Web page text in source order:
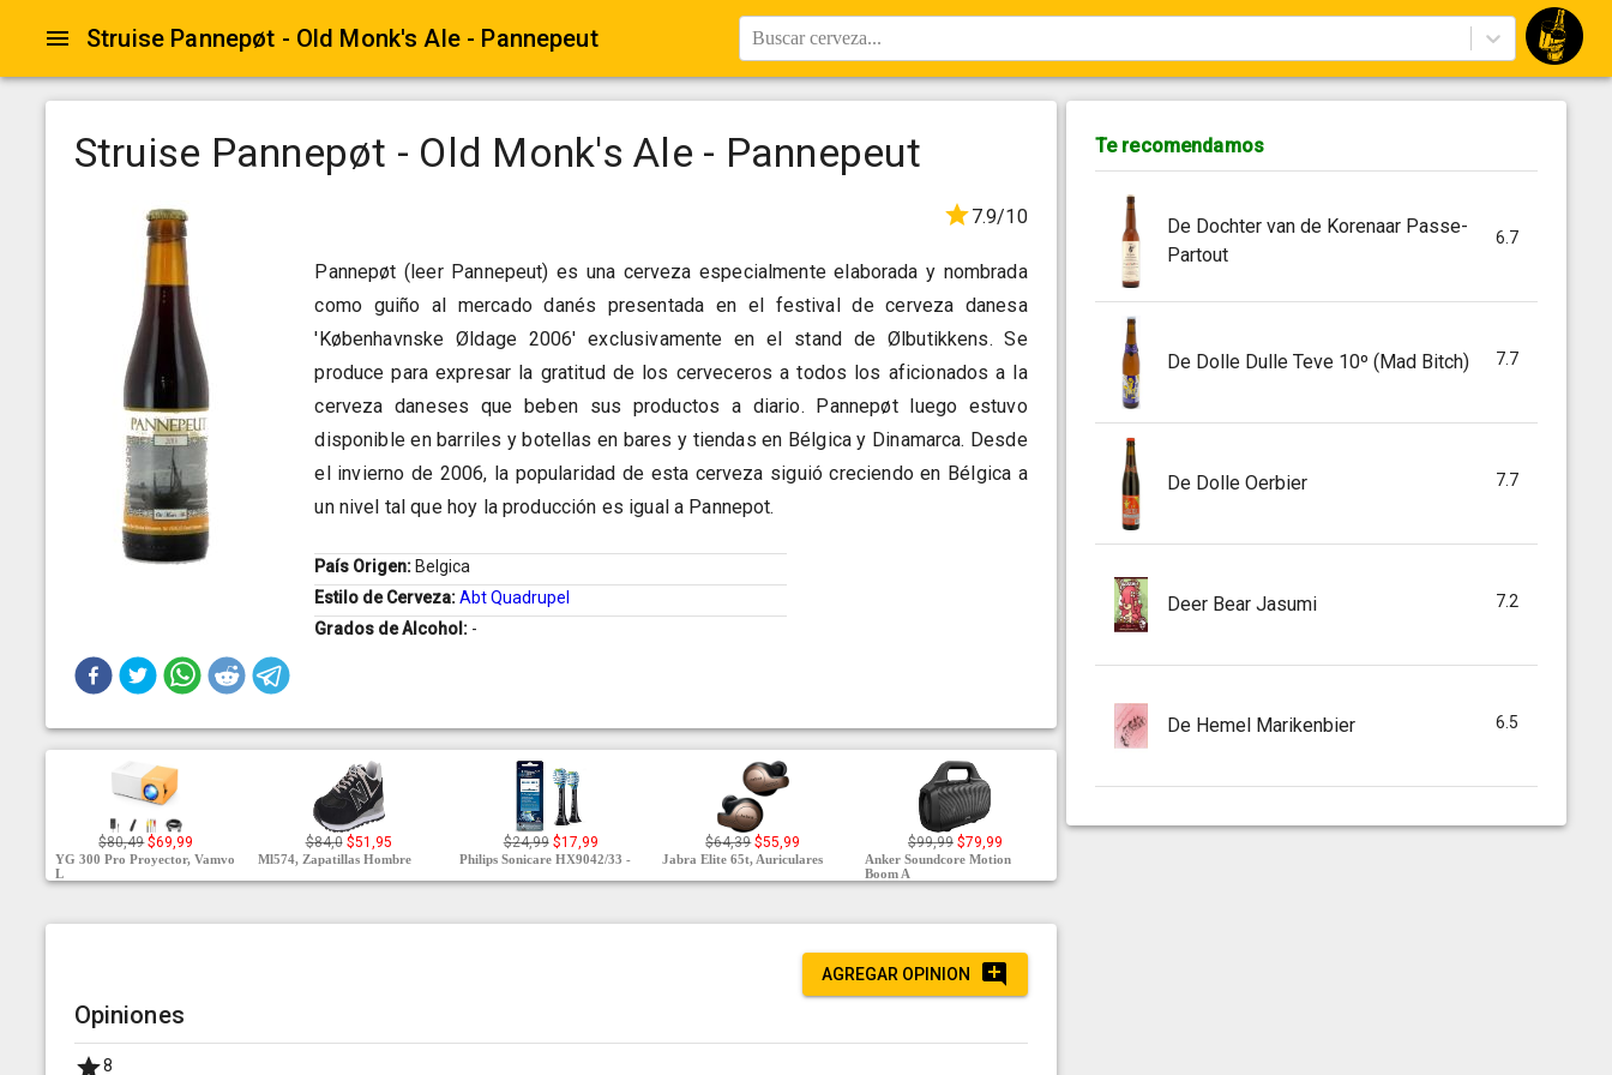
Struise Pannepøt - Old Monk's Ale - Pannepeut Buscar cerveza...
Struise Pannepøt - Old Monk's Ale - Pannepeut
7.9/10
Pannepøt (leer Pannepeut) es una cerveza especialmente elaborada y nombrada
como guiño al mercado danés presentada en el festival de cerveza danesa
'Københavnske Øldage 2006' exclusivamente en el stand de Ølbutikkens. Se
produce para expresar la gratitud de los cerveceros a todos los aficionados a la
cerveza daneses que beben sus productos a diario. Pannepøt luego estuvo
disponible en barriles y botellas en bares y tiendas en Bélgica y Dinamarca. Desde
el invierno de 2006, la popularidad de esta cerveza siguió creciendo en Bélgica a
un nivel tal que hoy la producción es igual a Pannepot.
País Origen: Belgica
Estilo de Cerveza:Abt Quadrupel
Grados de Alcohol: -
$80,49 $69,99
YG 300 Pro Proyector, Vamvo
L
$84,0 $51,95
Ml574, Zapatillas Hombre
$24,99 $17,99
Philips Sonicare HX9042/33 -
$64,39 $55,99
Jabra Elite 65t, Auriculares
$99,99 $79,99
Anker Soundcore Motion
Boom A
AGREGAR OPINION
Opiniones
8
Te recomendamos
De Dochter van de Korenaar Passe-
Partout
6.7
De Dolle Dulle Teve 10º (Mad Bitch) 7.7
De Dolle Oerbier 7.7
Deer Bear Jasumi 7.2
De Hemel Marikenbier 6.5